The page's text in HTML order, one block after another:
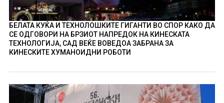
БЕЛАТА КУЌА И ТЕХНОЛОШКИТЕ ГИГАНТИ ВО СПОР КАКО ДА
СЕ ОДГОВОРИ НА БРЗИОТ НАПРЕДОК НА КИНЕСКАТА
ТЕХНОЛОГИЈА, САД ВЕЌЕ ВОВЕДОА ЗАБРАНА ЗА
КИНЕСКИТЕ ХУМАНОИДНИ РОБОТИ